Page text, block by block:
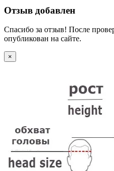
Отзыв добавлен
Спасибо за отзыв! После
опубликован на сайте.
×